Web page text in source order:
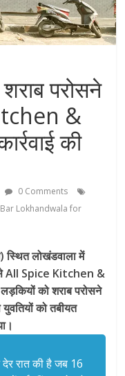
परोसने
&
की
0 Comments
Lokhandwala for
स्थित लोखंडवाला में
All Spice Kitchen &
को शराब परोसने
को तबीयत
रात की है जब 16